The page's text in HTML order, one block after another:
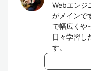
Webエンジ
がメインで
で幅広くや
日々学習し
す。